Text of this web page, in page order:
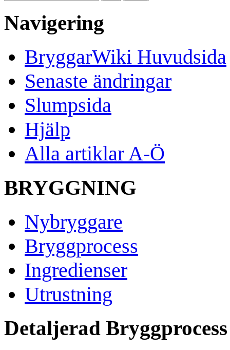
Navigering
BryggarWiki Huvudsida
Senaste ändringar
Slumpsida
Hjälp
Alla artiklar A-Ö
BRYGGNING
Nybryggare
Bryggprocess
Ingredienser
Utrustning
Detaljerad Bryggprocess